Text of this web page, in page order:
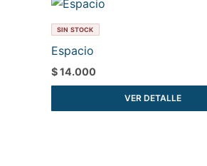
SIN STOCK
Espacio
$14.000
VER DETALLE